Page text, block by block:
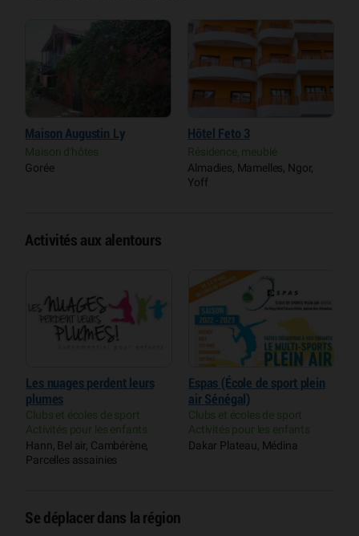
Maison Augustin Ly
Maison d'hôtes
Gorée
Hôtel Feto 3
Résidence, meublé
Almadies, Mamelles, Ngor,
Yoff
Activités aux alentours
Les nuages perdent leurs
plumes
Clubs et écoles de sport
Activités pour les enfants
Hann, Bel air, Cambérène,
Parcelles assainies
Espas (École de sport plein
air Sénégal)
Clubs et écoles de sport
Activités pour les enfants
Dakar Plateau, Médina
Se déplacer dans la région